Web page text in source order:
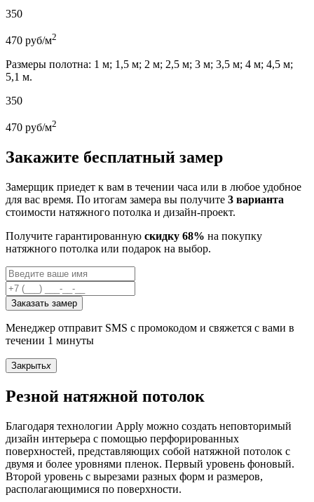
350
470 руб/м2
Размеры полотна: 1 м; 1,5 м; 2 м; 2,5 м; 3 м; 3,5 м; 4 м; 4,5 м;
5,1 м.
350
470 руб/м2
Закажите бесплатный замер
Замерщик приедет к вам в течении часа или в любое удобное
для вас время. По итогам замера вы получите 3 варианта
стоимости натяжного потолка и дизайн-проект.
Получите гарантированную скидку 68% на покупку
натяжного потолка или подарок на выбор.
Заказать замер
Менеджер отправит SMS с промокодом и свяжется с вами в
течении 1 минуты
Закрытьx
Резной натяжной потолок
Благодаря технологии Apply можно создать неповторимый
дизайн интерьера с помощью перфорированных
поверхностей, представляющих собой натяжной потолок с
двумя и более уровнями пленок. Первый уровень фоновый.
Второй уровень с вырезами разных форм и размеров,
располагающимися по поверхности.